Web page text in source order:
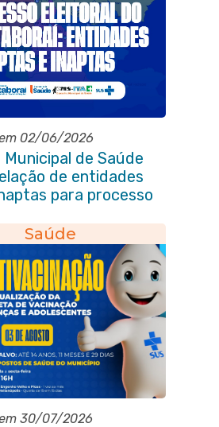
02/06/2026
Municipal de Saúde
de entidades
para processo
Saúde
30/07/2026